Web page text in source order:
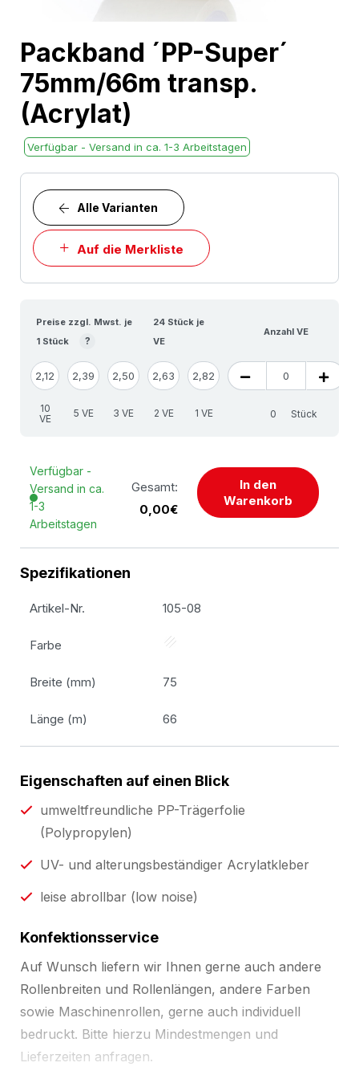
to
the
beginning
of
the
gallery
Packband ´PP-Super´
75mm/66m transp.
(Acrylat)
Verfügbar - Versand in ca. 1-3 Arbeitstagen
Auf die Merkliste
Alle Varianten
Preise zzgl. Mwst. je
1 Stück
?
24 Stück je
VE
Anzahl VE
2,12 2,39 2,50 2,63 2,82
10
VE
5 VE 3 VE 2 VE 1 VE Stück
Verfügbar -
Versand in ca.
1-3
Arbeitstagen
Gesamt:
0,00€
In den
Warenkorb
Spezifikationen
Artikel-Nr. 105-08
Farbe
Breite (mm) 75
Länge (m) 66
Eigenschaften auf einen Blick
umweltfreundliche PP-Trägerfolie
(Polypropylen)
UV- und alterungsbeständiger Acrylatkleber
leise abrollbar (low noise)
Konfektionsservice
Auf Wunsch liefern wir Ihnen gerne auch andere
Rollenbreiten und Rollenlängen, andere Farben
sowie Maschinenrollen, gerne auch individuell
bedruckt. Bitte hierzu Mindestmengen und
Lieferzeiten anfragen.